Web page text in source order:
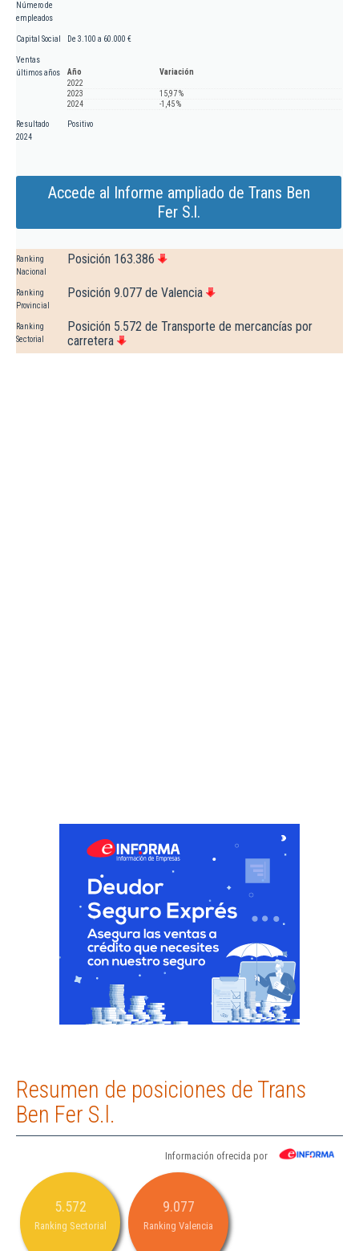
Número de
empleados
Capital Social De 3.100 a 60.000 €
Ventas
últimos años
Año
Variación
2022
2023
15,97 %
2024
-1,45 %
Resultado
2024
Positivo
Accede al Informe ampliado de Trans Ben
Fer S.l.
Ranking
Nacional
Posición 163.386
Ranking
Provincial
Posición 9.077 de Valencia
Ranking
Sectorial
Posición 5.572 de Transporte de mercancías por
carretera
Resumen de posiciones de Trans
Ben Fer S.l.
Información ofrecida por
5.572
Ranking Sectorial
9.077
Ranking Valencia